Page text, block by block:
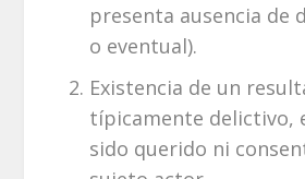
presenta ausencia de
o eventual).
Existencia de un
típicamente delictivo,
sido querido ni